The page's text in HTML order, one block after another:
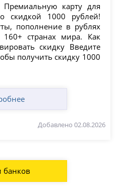
Премиальную карту для
скидкой 1000 рублей!
пополнение в рублях
странах мира. Как
скидку Введите
получить скидку 1000
Добавлено 02.08.2026
банков